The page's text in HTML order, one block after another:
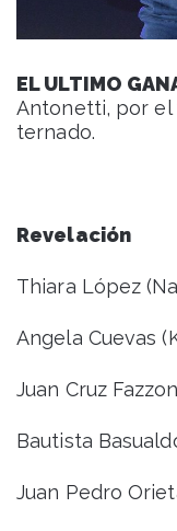
EL ULTIMO
Antonetti, por el
ternado.
Revelación
Thiara López
Angela Cuevas
Juan Cruz
Bautista
Juan Pedro